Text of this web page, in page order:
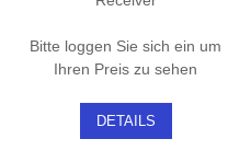
Bitte loggen Sie sich ein um
Ihren Preis zu sehen
DETAILS